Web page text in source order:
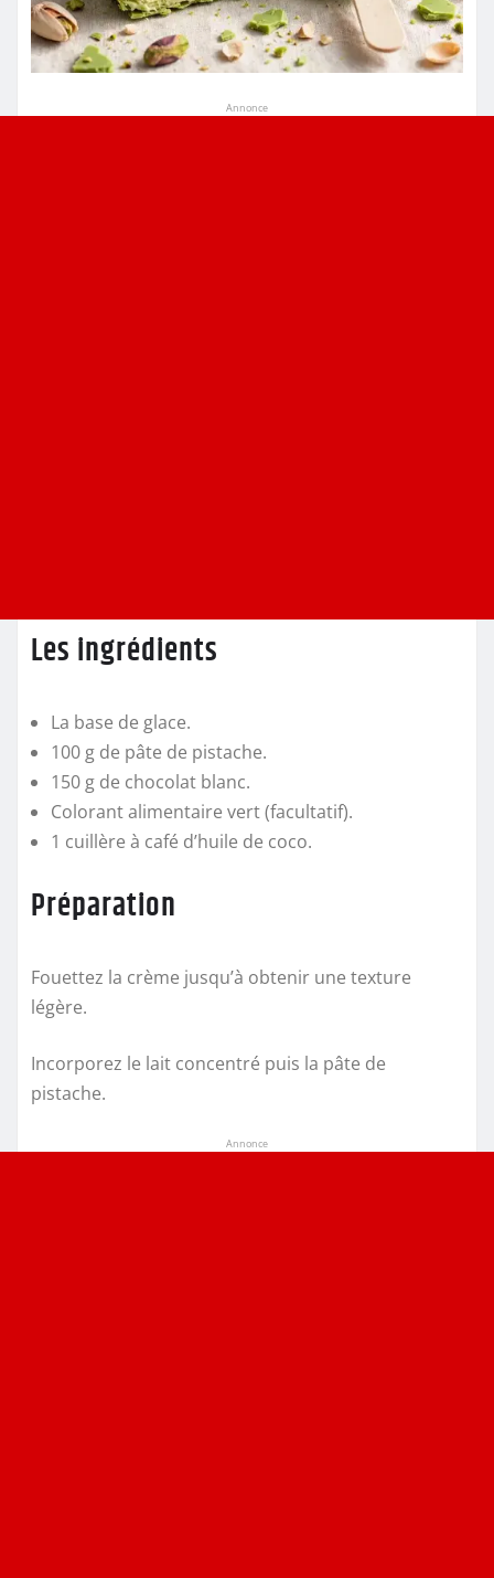
Annonce
Les ingrédients
La base de glace.
100 g de pâte de pistache.
150 g de chocolat blanc.
Colorant alimentaire vert (facultatif).
1 cuillère à café d’huile de coco.
Préparation
Fouettez la crème jusqu’à obtenir une texture
légère.
Incorporez le lait concentré puis la pâte de
pistache.
Annonce